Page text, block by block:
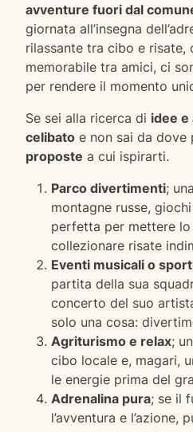
avventure fuori dal
giornata all’insegna
rilassante tra cibo e risate,
memorabile tra amici, ci
per rendere il momento
Se sei alla ricerca di idee e
celibato e non sai da dove
proposte a cui ispirarti.
Parco divertimenti;
montagne russe,
perfetta per mettere
collezionare risate
Eventi musicali o
partita della sua
concerto del suo
solo una cosa:
Agriturismo e relax;
cibo locale e, magari,
le energie prima del
Adrenalina pura; se il
l’avventura e l’azione,